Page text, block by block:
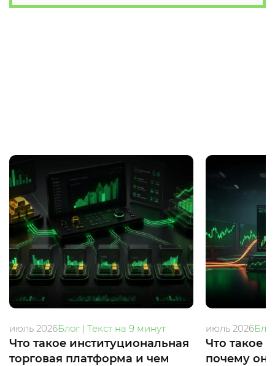
июль 2026Блог | Текст на 9 минут
Что такое институциональная
торговая платформа и чем
июль 2026
Что такое
почему он